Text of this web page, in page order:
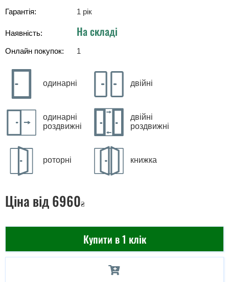
Гарантія:
1 рік
Наявність: На складі
Онлайн покупок: 1
одинарні двійні
одинарні
роздвижні
двійні
роздвижні
роторні книжка
Ціна від 6960₴
Купити в 1 клік